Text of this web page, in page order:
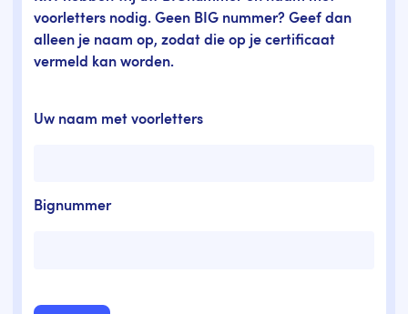
voorletters nodig. Geen BIG nummer? Geef dan
alleen je naam op, zodat die op je certificaat
vermeld kan worden.
Uw naam met voorletters
Bignummer